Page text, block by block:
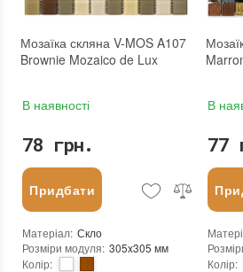
Мозаїка скляна V-MOS A107
Brownie Mozaico de Lux
В наявності
78 грн.
Придбати
Матеріал: Скло
Розміри модуля: 305x305 мм
Колір:
В
77
Колір: